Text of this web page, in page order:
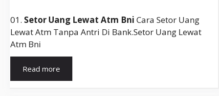
01. Setor Uang Lewat Atm Bni Cara Setor Uang
Lewat Atm Tanpa Antri Di Bank.setor Uang Lewat
Atm Bni
Read more